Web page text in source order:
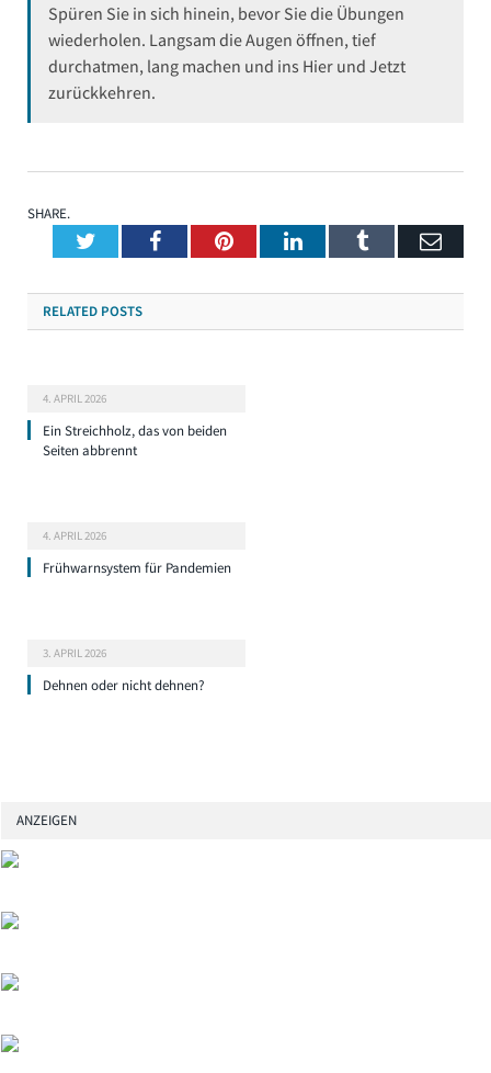
Spüren Sie in sich hinein, bevor Sie die Übungen
wiederholen. Langsam die Augen öffnen, tief
durchatmen, lang machen und ins Hier und Jetzt
zurückkehren.
SHARE.
TwitterFacebookPinterestLinkedInTumblr
RELATED POSTS
4. APRIL 2026
Ein Streichholz, das von beiden
Seiten abbrennt
4. APRIL 2026
Frühwarnsystem für Pandemien
3. APRIL 2026
Dehnen oder nicht dehnen?
ANZEIGEN